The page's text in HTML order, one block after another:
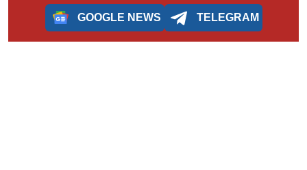
GOOGLE NEWS TELEGRAM